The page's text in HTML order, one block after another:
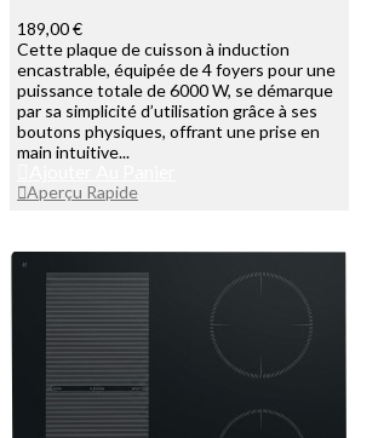
189,00 €
Cette plaque de cuisson à induction
encastrable, équipée de 4 foyers pour une
puissance totale de 6000 W, se démarque
par sa simplicité d’utilisation grâce à ses
boutons physiques, offrant une prise en
main intuitive...
Aperçu Rapide